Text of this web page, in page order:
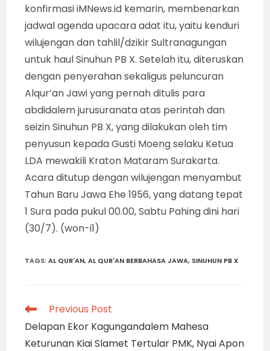
konfirmasi iMNews.id kemarin, membenarkan
jadwal agenda upacara adat itu, yaitu kenduri
wilujengan dan tahlil/dzikir Sultranagungan
untuk haul Sinuhun PB X. Setelah itu, diteruskan
dengan penyerahan sekaligus peluncuran
Alqur’an Jawi yang pernah ditulis para
abdidalem jurusuranata atas perintah dan
seizin Sinuhun PB X, yang dilakukan oleh tim
penyusun kepada Gusti Moeng selaku Ketua
LDA mewakili Kraton Mataram Surakarta.
Acara ditutup dengan wilujengan menyambut
Tahun Baru Jawa Ehe 1956, yang datang tepat
1 Sura pada pukul 00.00, Sabtu Pahing dini hari
(30/7). (won-i1)
TAGS:AL QUR'AN, AL QUR'AN BERBAHASA JAWA, SINUHUN PB X
Read
more
articles
Previous Post
Delapan Ekor Kagungandalem Mahesa
Keturunan Kiai Slamet Tertular PMK, Nyai Apon